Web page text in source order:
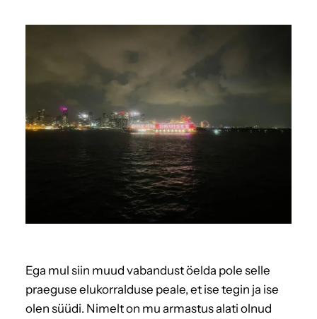
Ega mul siin muud vabandust öelda pole selle
praeguse elukorralduse peale, et ise tegin ja ise
olen süüdi. Nimelt on mu armastus alati olnud